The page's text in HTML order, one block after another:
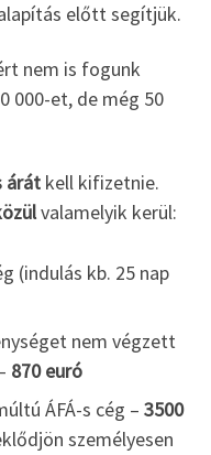
előtt segítjük.
nem is fogunk
000-et, de még 50
árát kell kifizetnie.
valamelyik kerül:
(indulás kb. 25 nap
nem végzett
870 euró
ÁFÁ-s cég – 3500
személyesen